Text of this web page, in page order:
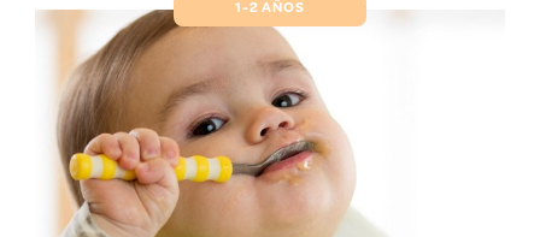
1-2 AÑOS